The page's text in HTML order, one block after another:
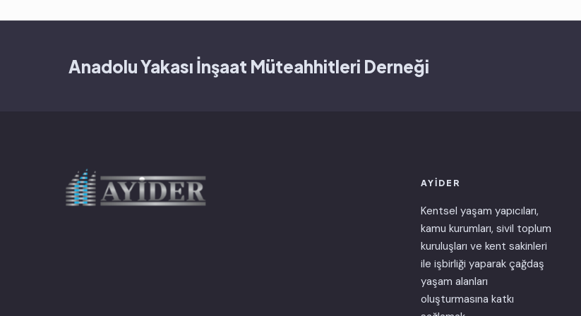
Anadolu Yakası İnşaat Müteahhitleri Derneği
AYİDER
Kentsel yaşam yapıcıları,
kamu kurumları, sivil toplum
kuruluşları ve kent sakinleri
ile işbirliği yaparak çağdaş
yaşam alanları
oluşturmasına katkı